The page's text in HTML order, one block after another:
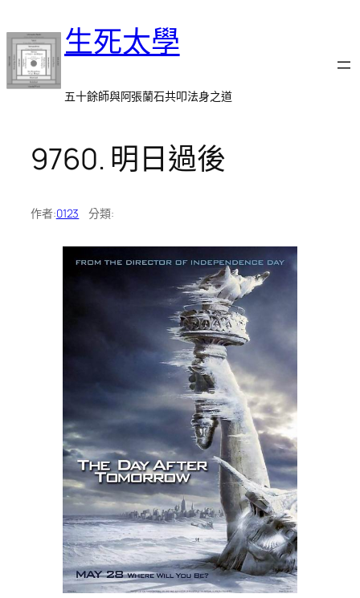
至
主
要
內
生死太學
五十餘師與阿張蘭石共叩法身之道
9760. 明日過後
作者:0123 分類: